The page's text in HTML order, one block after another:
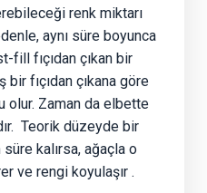
renk miktarı
aynı süre boyunca
fıçıdan çıkan bir
bir fıçıdan çıkana göre
olur. Zaman da elbette
Teorik düzeyde bir
kalırsa, ağaçla o
ve rengi koyulaşır .